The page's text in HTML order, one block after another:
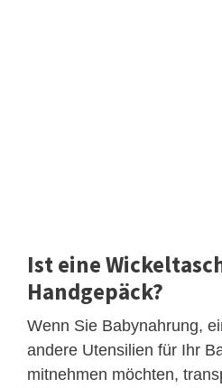
Ist eine
Handgepäck?
Wenn Sie Babynahrung,
andere Utensilien für Ihr
mitnehmen möchten,